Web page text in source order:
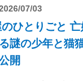
07/03
ひとりごと
謎の少年と猫
開